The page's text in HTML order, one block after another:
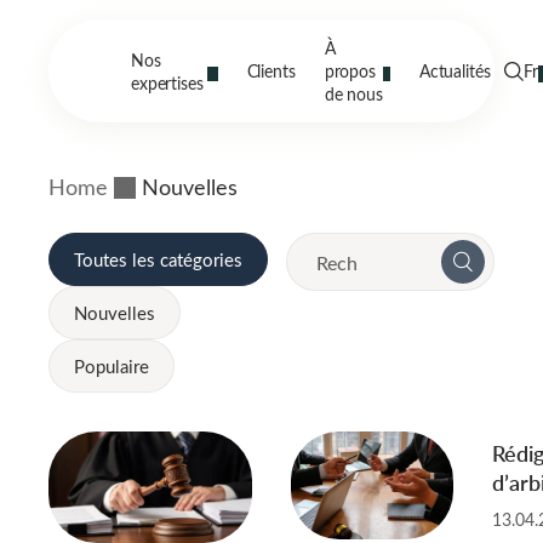
Nos
expertises
Clients
À
propos
de nous
Actualités Fr
Home Nouvelles
Toutes les catégories
Nouvelles
Populaire